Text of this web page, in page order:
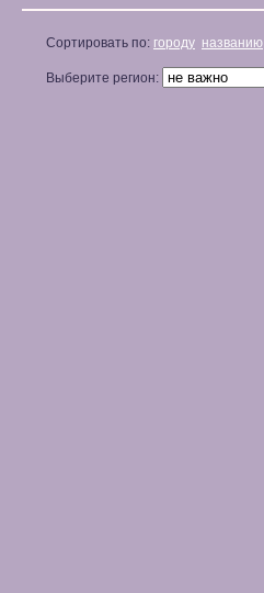
Сортировать по: городу названию
Выберите регион: